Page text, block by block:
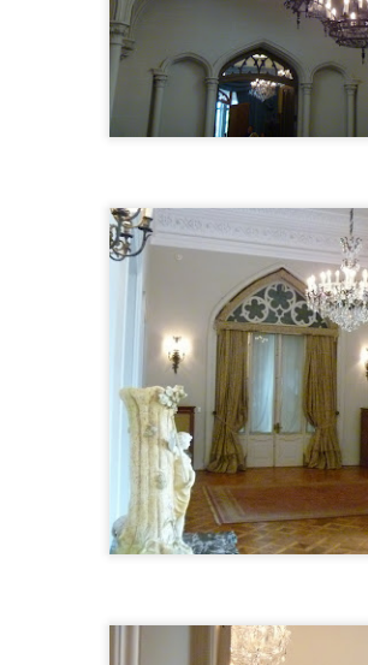
JUL
¿Por qué
SEPELIO de
Muchas cosas se dicen al
SOLA y te la cuento en el
VECINDAD DEL
programa fue causado
GOMEZ BOLAÑOS.
JUL
ENCONTRÉ
BENITO 😵 !!
ENCONTRÉ MEDALLA
DETECTANDO METALES
arena LA PODEROSA
usa EN LOS
que fue poseído por el
La casa